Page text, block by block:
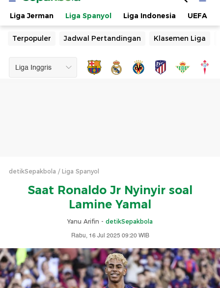
Liga Jerman Liga Spanyol Liga Indonesia UEFA
Terpopuler Jadwal Pertandingan Klasemen Liga
detikSepakbola Liga Spanyol
Saat Ronaldo Jr Nyinyir soal
Lamine Yamal
Yanu Arifin - detikSepakbola
Rabu, 16 Jul 2025 09:20 WIB